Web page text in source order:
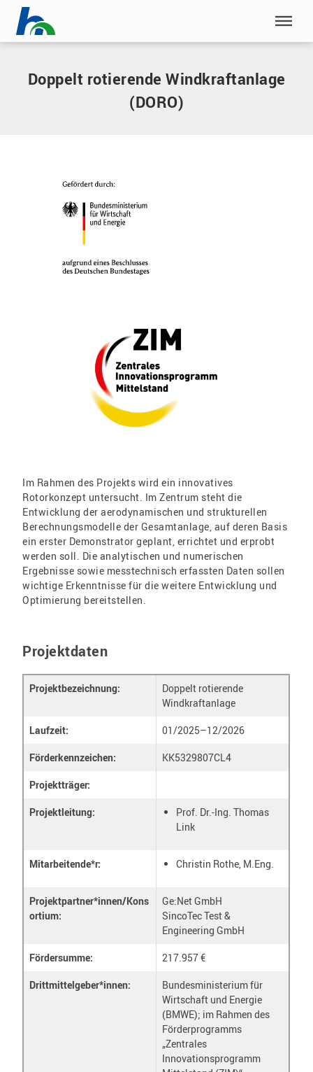
Menü überspringen
Home|Doppelt rotierende Windkraftanlage (DORO)
Doppelt rotierende Windkraftanlage
(DORO)
Im Rahmen des Projekts wird ein innovatives
Rotorkonzept untersucht. Im Zentrum steht die
Entwicklung der aerodynamischen und strukturellen
Berechnungsmodelle der Gesamtanlage, auf deren Basis
ein erster Demonstrator geplant, errichtet und erprobt
werden soll. Die analytischen und numerischen
Ergebnisse sowie messtechnisch erfassten Daten sollen
wichtige Erkenntnisse für die weitere Entwicklung und
Optimierung bereitstellen.
Projektdaten
Projektbezeichnung:
Doppelt rotierende
Windkraftanlage
Laufzeit: 01/2025–12/2026
Förderkennzeichen: KK5329807CL4
Projektträger:
Projektleitung:
Prof. Dr.-Ing. Thomas
Link
Mitarbeitende*r: Christin Rothe, M.Eng.
Projektpartner*innen/Kons
ortium:
Ge:Net GmbH
SincoTec Test &
Engineering GmbH
Fördersumme: 217.957 €
Drittmittelgeber*innen:
Bundesministerium für
Wirtschaft und Energie
(BMWE); im Rahmen des
Förderprogramms
„Zentrales
Innovationsprogramm